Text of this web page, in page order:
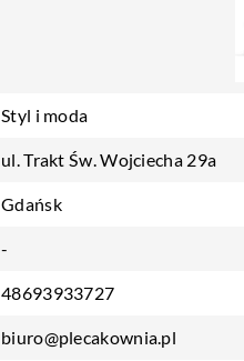
Styl i moda
ul. Trakt Św. Wojciecha 29a
Gdańsk
-
48693933727
biuro@plecakownia.pl